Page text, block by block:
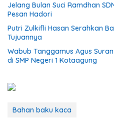
Jelang Bulan Suci Ramdhan
Pesan Hadori
Putri Zulkifli Hasan Serahkan
Tujuannya
Wabub Tanggamus Agus
di SMP Negeri 1 Kotaagung
Bahan baku kaca